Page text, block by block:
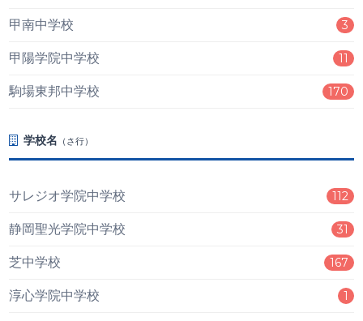
甲南中学校 3
甲陽学院中学校 11
駒場東邦中学校 170
学校名 （さ行）
サレジオ学院中学校 112
静岡聖光学院中学校 31
芝中学校 167
淳心学院中学校 1